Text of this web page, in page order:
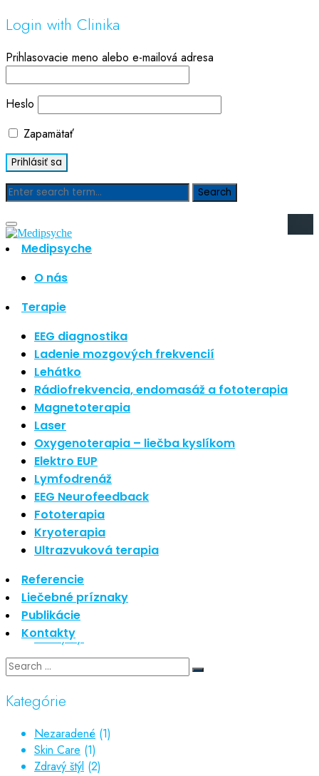
Login with Clinika
Prihlasovacie meno alebo e-mailová adresa
Heslo
Zapamätať
Medipsyche
O nás
Terapie
EEG diagnostika
Ladenie mozgových frekvencií
Lehátko
Rádiofrekvencia, endomasáž a fototerapia
Magnetoterapia
Laser
Oxygenoterapia – liečba kyslíkom
Elektro EUP
Lymfodrenáž
EEG Neurofeedback
Fototerapia
Kryoterapia
Ultrazvuková terapia
Referencie
Liečebné príznaky
Publikácie
Kontakty
Blog
Hľadať
Najnovšie články
Nové polarizované svetlo
So psoriázou netreba žiť
Rozšírenie služieb
Hudba a vývoj mozgu
Najnovšie komentáre
Žiadne komentáre na zobrazenie.
Archív
september 2021
apríl 2021
august 2020
Kategórie
Nezaradené
Skin Care
Zdravý štýl
Kategórie
Nezaradené (1)
Skin Care (1)
Zdravý štýl (2)